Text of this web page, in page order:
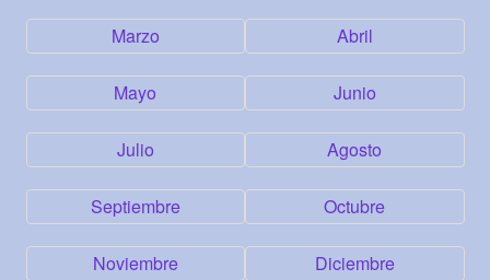
Marzo Abril
Mayo Junio
Julio Agosto
Septiembre Octubre
Noviembre Diciembre